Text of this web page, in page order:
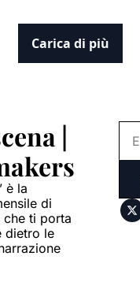
Carica di più
|
è la
di
che ti porta
dietro le